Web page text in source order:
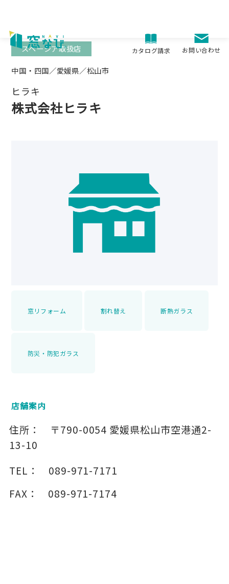
content
カタログ請求 お問い合わせ
中国・四国／愛媛県／松山市
ヒラキ
株式会社ヒラキ
スペーシア取扱店
窓リフォーム 割れ替え 断熱ガラス
防災・防犯ガラス
店舗案内
住所： 〒790-0054 愛媛県松山市空港通2-
13-10
TEL：
089-971-7171
FAX：
089-971-7174